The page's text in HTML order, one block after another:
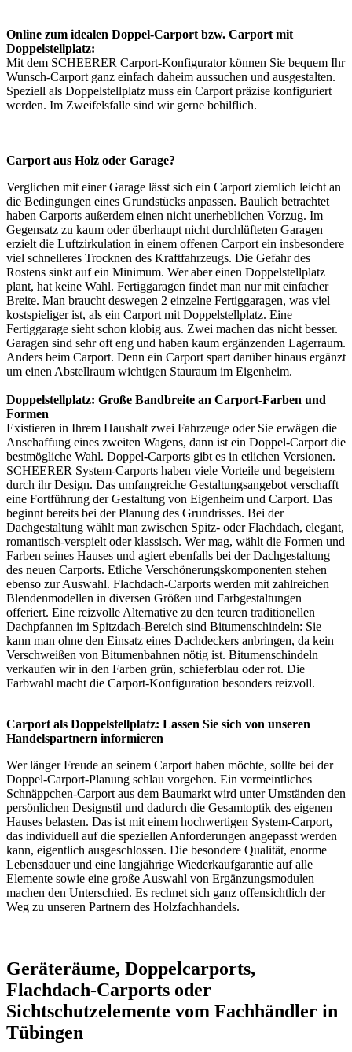
Online zum idealen Doppel-Carport bzw. Carport mit
Doppelstellplatz:
Mit dem SCHEERER Carport-Konfiguratorkönnen Sie bequem Ihr
Wunsch-Carport ganz einfach daheim aussuchen und ausgestalten.
Speziell als Doppelstellplatz muss ein Carport präzise konfiguriert
werden. Im Zweifelsfalle sind wir gerne behilflich.
Carport aus Holz oder Garage?
Verglichen mit einer Garage lässt sich ein Carport ziemlich leicht an
die Bedingungen eines Grundstücks anpassen. Baulich betrachtet
haben Carports außerdem einen nicht unerheblichen Vorzug. Im
Gegensatz zu kaum oder überhaupt nicht durchlüfteten Garagen
erzielt die Luftzirkulation in einem offenen Carport ein insbesondere
viel schnelleres Trocknen des Kraftfahrzeugs. Die Gefahr des
Rostens sinkt auf ein Minimum. Wer aber einen Doppelstellplatz
plant, hat keine Wahl. Fertiggaragen findet man nur mit einfacher
Breite. Man braucht deswegen 2 einzelne Fertiggaragen, was viel
kostspieliger ist, als ein Carport mit Doppelstellplatz. Eine
Fertiggarage sieht schon klobig aus. Zwei machen das nicht besser.
Garagen sind sehr oft eng und haben kaum ergänzenden Lagerraum.
Anders beim Carport. Denn ein Carport spart darüber hinaus ergänzt
um einen Abstellraum wichtigen Stauraum im Eigenheim.
Doppelstellplatz: Große Bandbreite an Carport-Farben und
Formen
Existieren in Ihrem Haushalt zwei Fahrzeuge oder Sie erwägen die
Anschaffung eines zweiten Wagens, dann ist ein Doppel-Carport die
bestmögliche Wahl. Doppel-Carports gibt es in etlichen Versionen.
SCHEERER System-Carports haben viele Vorteile und begeistern
durch ihr Design. Das umfangreiche Gestaltungsangebot verschafft
eine Fortführung der Gestaltung von Eigenheim und Carport. Das
beginnt bereits bei der Planung des Grundrisses. Bei der
Dachgestaltung wählt man zwischen Spitz- oder Flachdach, elegant,
romantisch-verspielt oder klassisch. Wer mag, wählt die Formen und
Farben seines Hauses und agiert ebenfalls bei der Dachgestaltung
des neuen Carports. Etliche Verschönerungskomponenten stehen
ebenso zur Auswahl. Flachdach-Carports werden mit zahlreichen
Blendenmodellen in diversen Größen und Farbgestaltungen
offeriert. Eine reizvolle Alternative zu den teuren traditionellen
Dachpfannen im Spitzdach-Bereich sind Bitumenschindeln: Sie
kann man ohne den Einsatz eines Dachdeckers anbringen, da kein
Verschweißen von Bitumenbahnen nötig ist. Bitumenschindeln
verkaufen wir in den Farben grün, schieferblau oder rot. Die
Farbwahl macht die Carport-Konfiguration besonders reizvoll.
Carport als Doppelstellplatz: Lassen Sie sich von unseren
Handelspartnern informieren
Wer länger Freude an seinem Carport haben möchte, sollte bei der
Doppel-Carport-Planung schlau vorgehen. Ein vermeintliches
Schnäppchen-Carport aus dem Baumarkt wird unter Umständen den
persönlichen Designstil und dadurch die Gesamtoptik des eigenen
Hauses belasten. Das ist mit einem hochwertigen System-Carport,
das individuell auf die speziellen Anforderungen angepasst werden
kann, eigentlich ausgeschlossen. Die besondere Qualität, enorme
Lebensdauer und eine langjährige Wiederkaufgarantie auf alle
Elemente sowie eine große Auswahl von Ergänzungsmodulen
machen den Unterschied. Es rechnet sich ganz offensichtlich der
Weg zu unseren Partnern des Holzfachhandels.
Geräteräume, Doppelcarports,
Flachdach-Carports oder
Sichtschutzelemente vom Fachhändler in
Tübingen